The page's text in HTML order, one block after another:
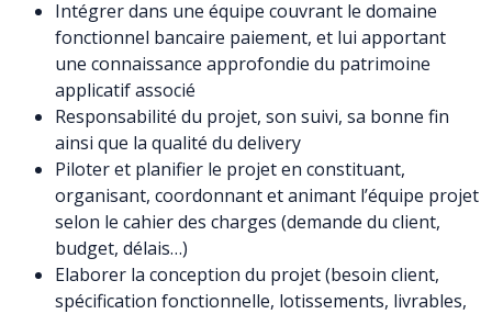
Intégrer dans une équipe couvrant le domaine
fonctionnel bancaire paiement, et lui apportant
une connaissance approfondie du patrimoine
applicatif associé
Responsabilité du projet, son suivi, sa bonne fin
ainsi que la qualité du delivery
Piloter et planifier le projet en constituant,
organisant, coordonnant et animant l’équipe projet
selon le cahier des charges (demande du client,
budget, délais…)
Elaborer la conception du projet (besoin client,
spécification fonctionnelle, lotissements, livrables,